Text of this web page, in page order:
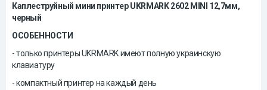
Каплеструйный мини принтер UKRMARK 2602 MINI 12,7мм,
черный
ОСОБЕННОСТИ
- только принтеры UKRMARK имеют полную украинскую
клавиатуру
- компактный принтер на каждый день